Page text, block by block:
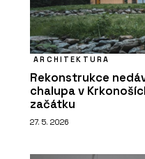
ARCHITEKTURA
Rekonstrukce
chalupa v
začátku
27. 5. 2026